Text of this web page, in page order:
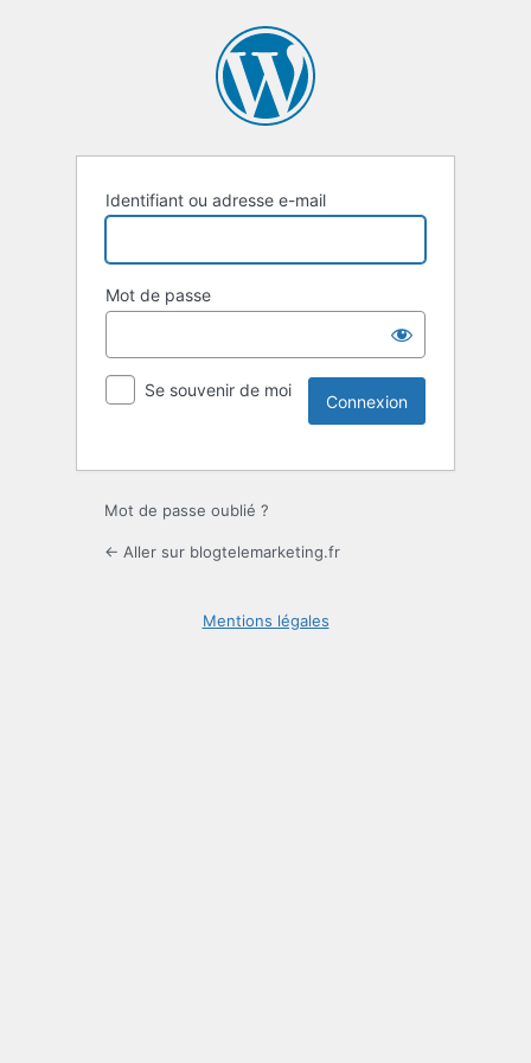
Identifiant ou adresse e-mail
Mot de passe
Se souvenir de moi
Mot de passe oublié ?
← Aller sur blogtelemarketing.fr
Mentions légales